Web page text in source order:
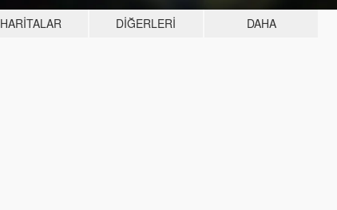
HARITALAR DIĞERLERI DAHA